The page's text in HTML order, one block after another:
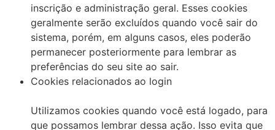
inscrição e administração geral. Esses cookies
geralmente serão excluídos quando você sair do
sistema, porém, em alguns casos, eles poderão
permanecer posteriormente para lembrar as
preferências do seu site ao sair.
Cookies relacionados ao login
Utilizamos cookies quando você está logado, para
que possamos lembrar dessa ação. Isso evita que